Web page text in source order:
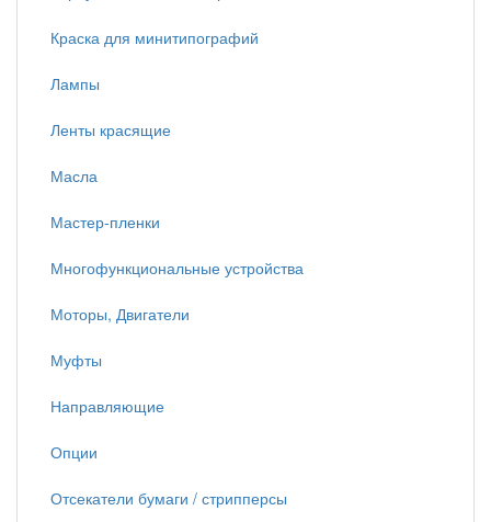
Краска для минитипографий
Лампы
Ленты красящие
Масла
Мастер-пленки
Многофункциональные устройства
Моторы, Двигатели
Муфты
Направляющие
Опции
Отсекатели бумаги / стрипперсы